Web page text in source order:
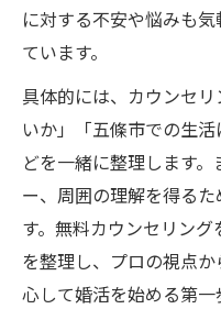
に対する不安や悩みも
ています。
具体的には、カウンセ
いか」「五條市での生
どを一緒に整理します
ー、周囲の理解を得る
す。無料カウンセリン
を整理し、プロの視点
心して婚活を始める第一